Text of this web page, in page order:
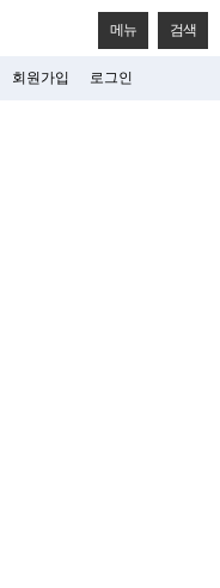
메뉴 검색
회원가입 로그인